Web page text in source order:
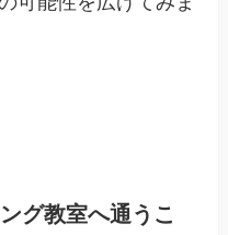
グ教室へ通うこ